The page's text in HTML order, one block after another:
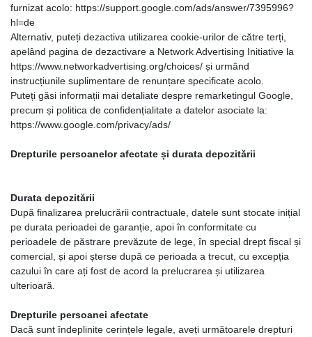
furnizat acolo: https://support.google.com/ads/answer/7395996?
hl=de
Alternativ, puteți dezactiva utilizarea cookie-urilor de către terți,
apelând pagina de dezactivare a Network Advertising Initiative la
https://www.networkadvertising.org/choices/ și urmând
instrucțiunile suplimentare de renunțare specificate acolo.
Puteți găsi informații mai detaliate despre remarketingul Google,
precum și politica de confidențialitate a datelor asociate la:
https://www.google.com/privacy/ads/
Drepturile persoanelor afectate și durata depozitării
Durata depozitării
După finalizarea prelucrării contractuale, datele sunt stocate inițial
pe durata perioadei de garanție, apoi în conformitate cu
perioadele de păstrare prevăzute de lege, în special drept fiscal și
comercial, și apoi șterse după ce perioada a trecut, cu excepția
cazului în care ați fost de acord la prelucrarea și utilizarea
ulterioară.
Drepturile persoanei afectate
Dacă sunt îndeplinite cerințele legale, aveți următoarele drepturi